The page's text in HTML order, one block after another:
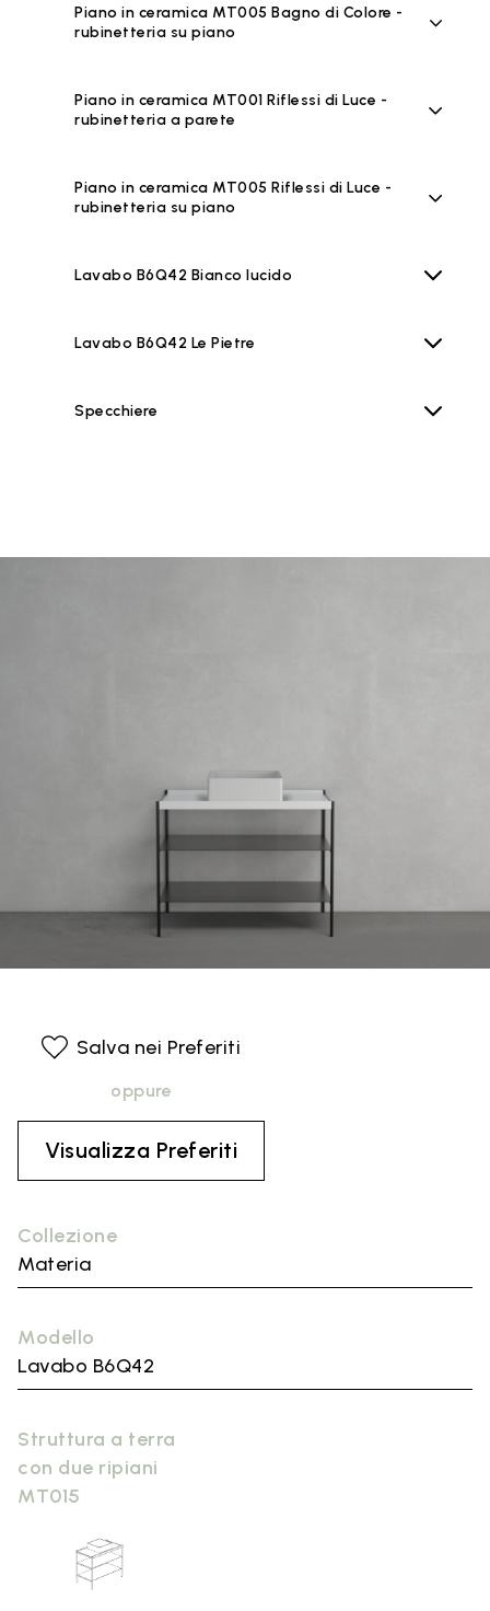
Piano in ceramica MT005 Bagno di Colore -
rubinetteria su piano
Piano in ceramica MT001 Riflessi di Luce -
rubinetteria a parete
Piano in ceramica MT005 Riflessi di Luce -
rubinetteria su piano
Lavabo B6Q42 Bianco lucido
Lavabo B6Q42 Le Pietre
Specchiere
Collezione
Materia
Modello
Lavabo B6Q42
Struttura a terra
con due ripiani
MT015
Salva nei Preferiti
oppure
Visualizza Preferiti